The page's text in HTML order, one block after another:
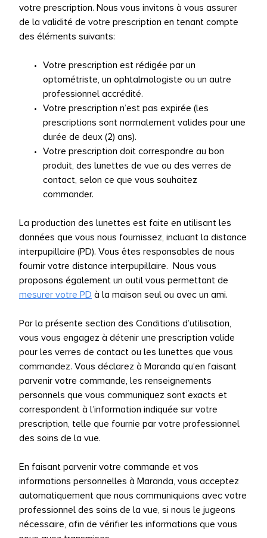
votre prescription. Nous vous invitons à vous assurer
de la validité de votre prescription en tenant compte
des éléments suivants:
Votre prescription est rédigée par un
optométriste, un ophtalmologiste ou un autre
professionnel accrédité.
Votre prescription n’est pas expirée (les
prescriptions sont normalement valides pour une
durée de deux (2) ans).
Votre prescription doit correspondre au bon
produit, des lunettes de vue ou des verres de
contact, selon ce que vous souhaitez
commander.
La production des lunettes est faite en utilisant les
données que vous nous fournissez, incluant la distance
interpupillaire (PD). Vous êtes responsables de nous
fournir votre distance interpupillaire. Nous vous
proposons également un outil vous permettant de
mesurer votre PD à la maison seul ou avec un ami.
Par la présente section des Conditions d’utilisation,
vous vous engagez à détenir une prescription valide
pour les verres de contact ou les lunettes que vous
commandez. Vous déclarez à Maranda qu’en faisant
parvenir votre commande, les renseignements
personnels que vous communiquez sont exacts et
correspondent à l’information indiquée sur votre
prescription, telle que fournie par votre professionnel
des soins de la vue.
En faisant parvenir votre commande et vos
informations personnelles à Maranda, vous acceptez
automatiquement que nous communiquions avec votre
professionnel des soins de la vue, si nous le jugeons
nécessaire, afin de vérifier les informations que vous